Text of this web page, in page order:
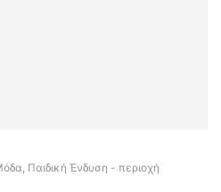
Παιδική Ένδυση - περιοχή